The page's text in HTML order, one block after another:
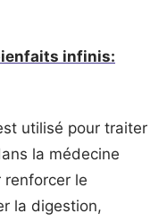
infinis:
utilisé pour traiter
la médecine
renforcer le
la digestion,